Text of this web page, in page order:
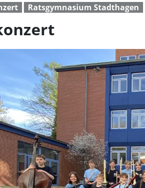
Ratsgymnasium Stadthagen